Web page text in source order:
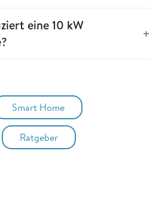
eine 10 kW
Smart Home
Ratgeber